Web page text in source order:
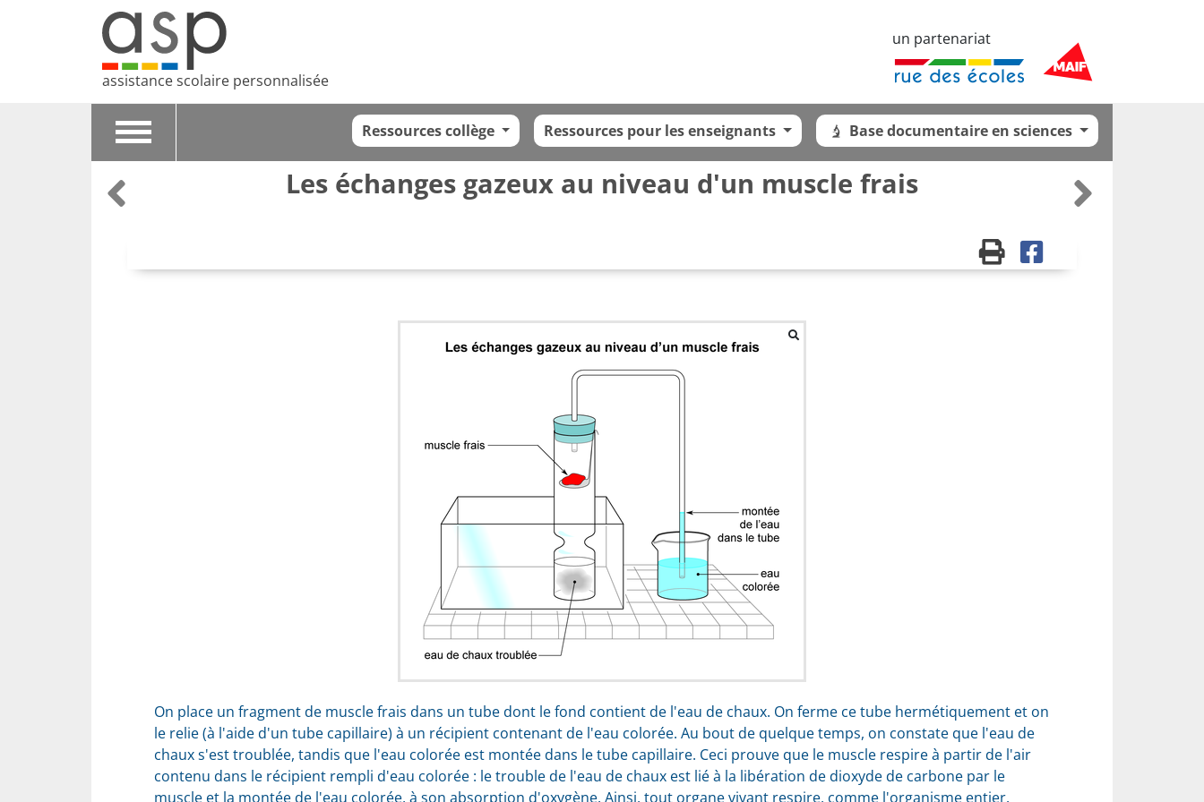
assistance scolaire personnalisée
un partenariat
Toggle
Ressources collège Ressources pour les enseignants Base documentaire en sciences
Les échanges gazeux au niveau d'un muscle frais
On place un fragment de muscle frais dans un tube dont le fond contient de l'eau de chaux. On ferme ce tube hermétiquement et on
le relie (à l'aide d'un tube capillaire) à un récipient contenant de l'eau colorée. Au bout de quelque temps, on constate que l'eau de
chaux s'est troublée, tandis que l'eau colorée est montée dans le tube capillaire. Ceci prouve que le muscle respire à partir de l'air
contenu dans le récipient rempli d'eau colorée : le trouble de l'eau de chaux est lié à la libération de dioxyde de carbone par le
muscle et la montée de l'eau colorée, à son absorption d'oxygène. Ainsi, tout organe vivant respire, comme l'organisme entier.